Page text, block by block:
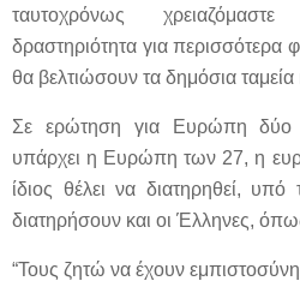
ταυτοχρόνως
δραστηριότητα για περισσότερα
θα βελτιώσουν τα δημόσια
Σε ερώτηση για Ευρώπη δύο
υπάρχει η Ευρώπη των 27, η
ίδιος θέλει να διατηρηθεί,
διατηρήσουν και οι Έλληνες,
“Τους ζητώ να έχουν